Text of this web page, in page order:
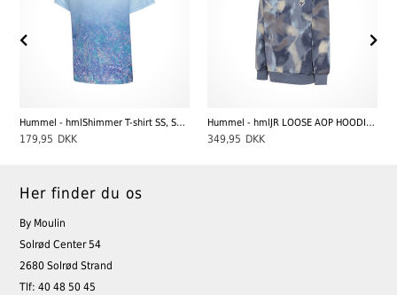
Hummel - hmlShimmer T-shirt SS, Skyway/Black
179,95 DKK
Hummel - hmlJR LOOSE AOP HOODIE BEE, Flint Stone
349,95 DKK
Her finder du os
By Moulin
Solrød Center 54
2680 Solrød Strand
Tlf: 40 48 50 45